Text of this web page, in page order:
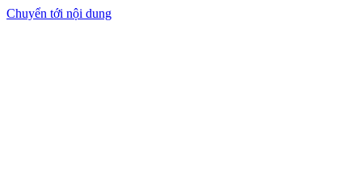
Chuyển tới nội dung